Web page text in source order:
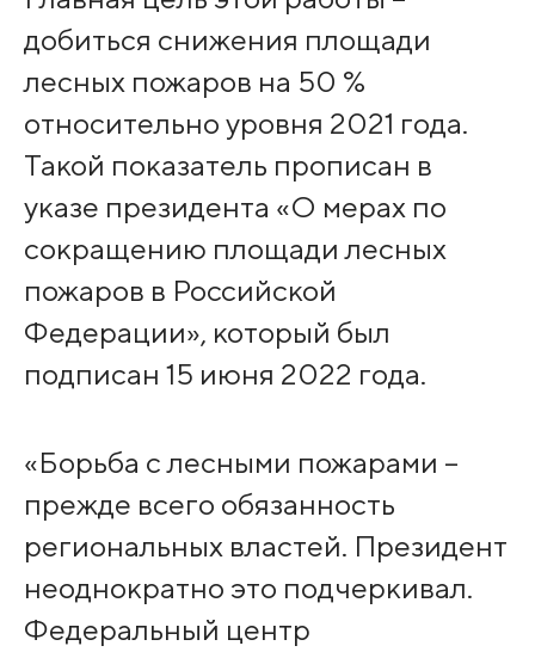
добиться снижения площади
лесных пожаров на 50 %
относительно уровня 2021 года.
Такой показатель прописан в
указе президента «О мерах по
сокращению площади лесных
пожаров в Российской
Федерации», который был
подписан 15 июня 2022 года.
«Борьба с лесными пожарами –
прежде всего обязанность
региональных властей. Президент
неоднократно это подчеркивал.
Федеральный центр